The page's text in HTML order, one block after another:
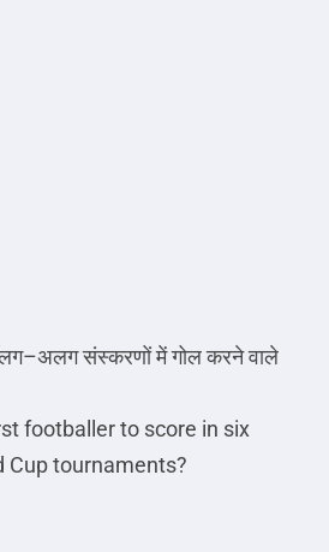
–अलगसंस्करणोंमेंगोलकरनेवाले
footballer to score in six
Cup tournaments?